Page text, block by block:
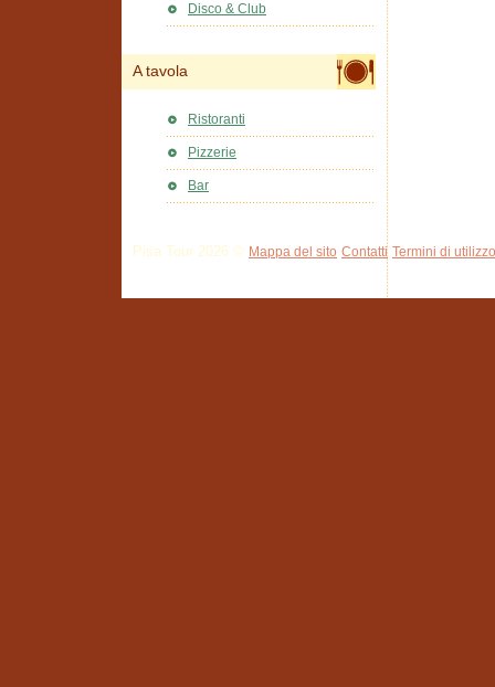
Disco & Club
A tavola
Ristoranti
Pizzerie
Bar
Pisa Tour 2026 © Mappa del sito Contatti Termini di utilizzo